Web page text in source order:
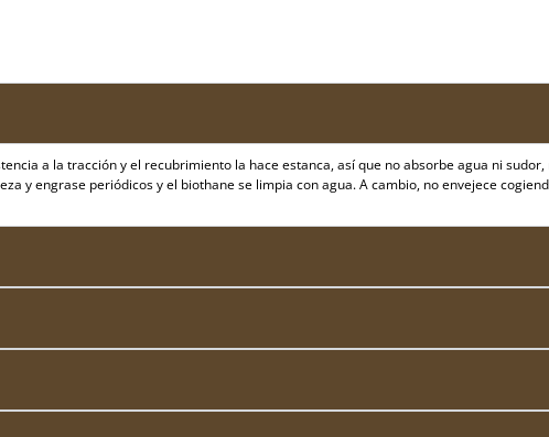
a la tracción y el recubrimiento la hace estanca, así que no absorbe agua ni
y engrase periódicos y el biothane se limpia con agua. A cambio, no envejece